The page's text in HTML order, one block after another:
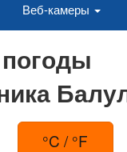
Веб-камеры
°C / °F